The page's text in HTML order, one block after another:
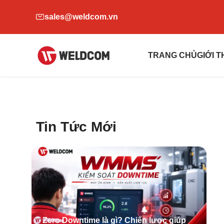
sales@weldcom.vn
TRANG CHỦGIỚI
Tin Tức Mới
Zero Downtime là gì? Chiến lược giúp